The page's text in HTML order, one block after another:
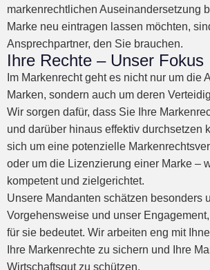
markenrechtlichen Auseinandersetzung
Marke neu eintragen lassen möchten,
Ansprechpartner, den Sie brauchen.
Ihre Rechte – Unser Fokus
Im Markenrecht geht es nicht nur um die
Marken, sondern auch um deren
Wir sorgen dafür, dass Sie Ihre
und darüber hinaus effektiv durchsetzen
sich um eine potenzielle
oder um die Lizenzierung einer Marke –
kompetent und zielgerichtet.
Unsere Mandanten schätzen besonders
Vorgehensweise und unser
für sie bedeutet. Wir arbeiten eng mit
Ihre Markenrechte zu sichern und Ihre
Wirtschaftsgut zu schützen.